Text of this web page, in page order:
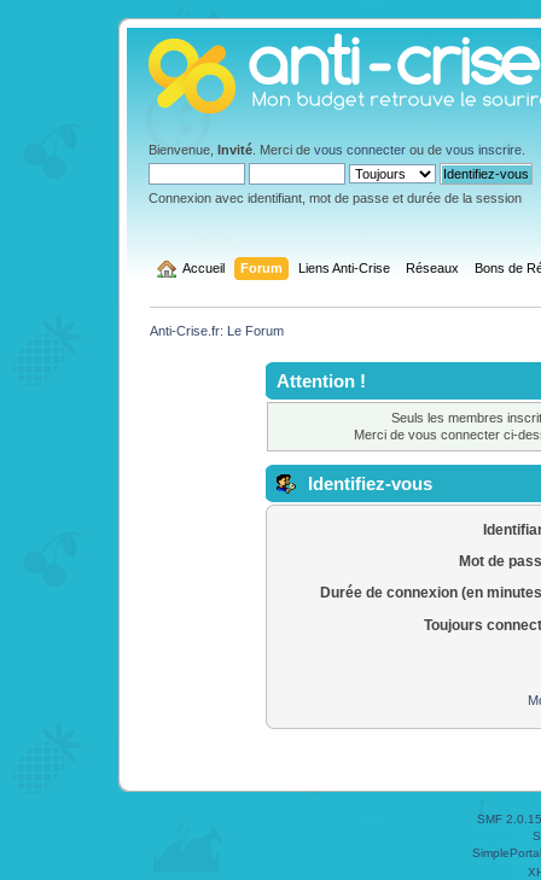
Bienvenue, Invité . Merci de vous connecter ou de vous inscrire
Connexion avec identifiant, mot de passe et durée de la session
Accueil Forum Liens Anti-Crise Réseaux Bons de
Anti-Crise.fr: Le Forum
Attention !
Seuls les membres
Merci de vous connecter ci-
Identifiez-vous
Mot de
Durée de connexion (en
Toujours
SMF 2.0.15